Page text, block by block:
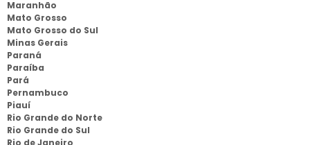
Maranhão
Mato Grosso
Mato Grosso do Sul
Minas Gerais
Paraná
Paraíba
Pará
Pernambuco
Piauí
Rio Grande do Norte
Rio Grande do Sul
Rio de Janeiro